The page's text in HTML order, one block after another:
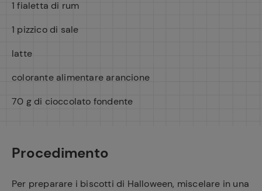
1 fialetta di rum
1 pizzico di sale
latte
colorante alimentare arancione
70 g di cioccolato fondente
Procedimento
Per preparare i biscotti di Halloween, miscelare in una